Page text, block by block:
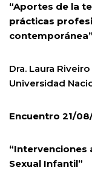
“Aportes de la
prácticas
contemporánea”
Dra. Laura
Universidad
Encuentro 21/
“Intervenciones
Sexual Infantil”